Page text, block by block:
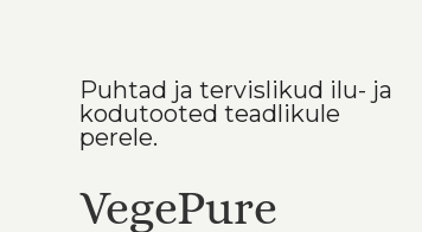
Puhtad ja tervislikud ilu- ja
kodutooted teadlikule
perele.
VegePure